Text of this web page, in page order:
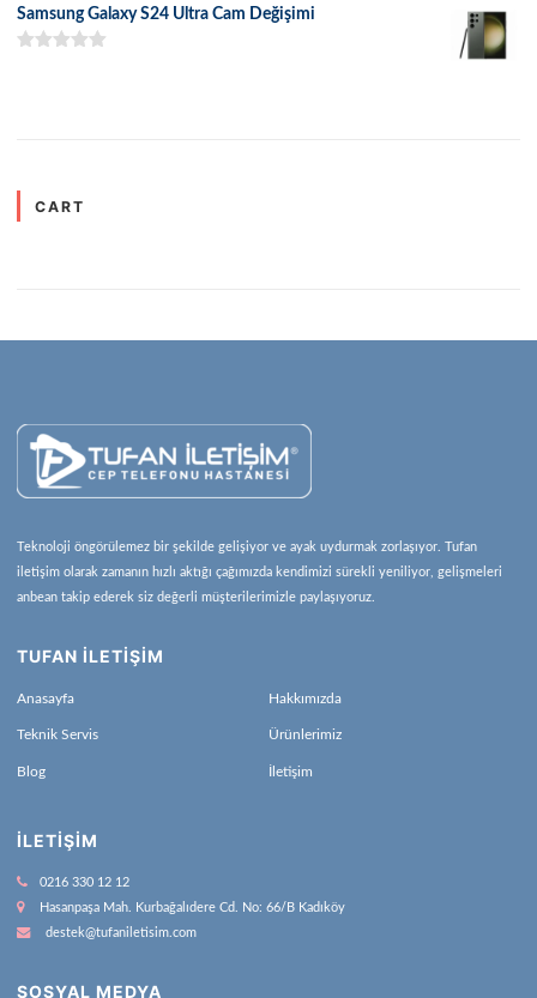
Samsung Galaxy S24 Ultra Cam Değişimi
CART
Teknoloji öngörülemez bir şekilde gelişiyor ve ayak uydurmak zorlaşıyor. Tufan
iletişim olarak zamanın hızlı aktığı çağımızda kendimizi sürekli yeniliyor, gelişmeleri
anbean takip ederek siz değerli müşterilerimizle paylaşıyoruz.
TUFAN İLETİŞİM
Anasayfa Hakkımızda
Teknik Servis Ürünlerimiz
Blog İletişim
İLETIŞIM
0216 330 12 12
Hasanpaşa Mah. Kurbağalıdere Cd. No: 66/B Kadıköy
destek@tufaniletisim.com
SOSYAL MEDYA